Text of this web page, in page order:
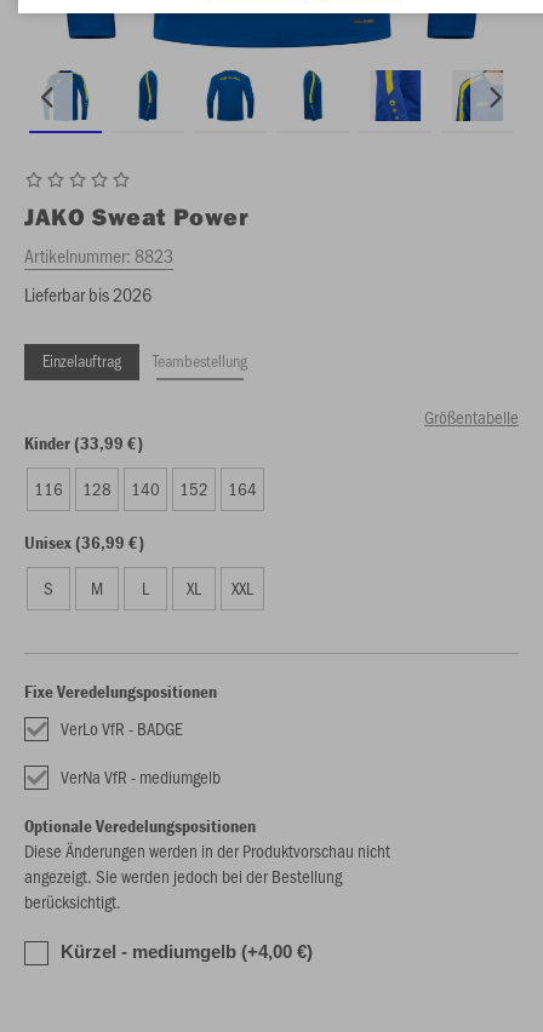
JAKO Sweat Power
Artikelnummer:8823
Lieferbar bis 2026
Einzelauftrag Teambestellung
Größentabelle
Kinder (33,99 €)
116 128 140 152 164
Unisex (36,99 €)
S M L XL XXL
Fixe Veredelungspositionen
VerLo VfR - BADGE
VerNa VfR - mediumgelb
Optionale Veredelungspositionen
Diese Änderungen werden in der Produktvorschau nicht
angezeigt. Sie werden jedoch bei der Bestellung
berücksichtigt.
Kürzel - mediumgelb (+4,00 €)